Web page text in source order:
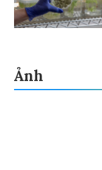
Ảnh